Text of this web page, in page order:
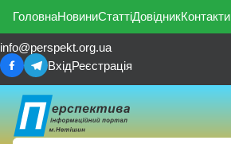
ГоловнаНовиниСтаттіДовідникКонтакти
info@perspekt.org.ua
ВхідРеєстрація